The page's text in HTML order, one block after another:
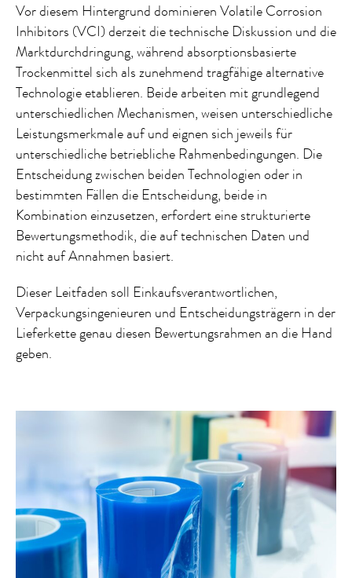
Vor diesem Hintergrund dominieren Volatile Corrosion
Inhibitors (VCI) derzeit die technische Diskussion und die
Marktdurchdringung, während absorptionsbasierte
Trockenmittel sich als zunehmend tragfähige alternative
Technologie etablieren. Beide arbeiten mit grundlegend
unterschiedlichen Mechanismen, weisen unterschiedliche
Leistungsmerkmale auf und eignen sich jeweils für
unterschiedliche betriebliche Rahmenbedingungen. Die
Entscheidung zwischen beiden Technologien oder in
bestimmten Fällen die Entscheidung, beide in
Kombination einzusetzen, erfordert eine strukturierte
Bewertungsmethodik, die auf technischen Daten und
nicht auf Annahmen basiert.
Dieser Leitfaden soll Einkaufsverantwortlichen,
Verpackungsingenieuren und Entscheidungsträgern in der
Lieferkette genau diesen Bewertungsrahmen an die Hand
geben.